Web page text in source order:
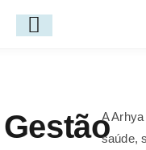
Gestão
A
saúde,